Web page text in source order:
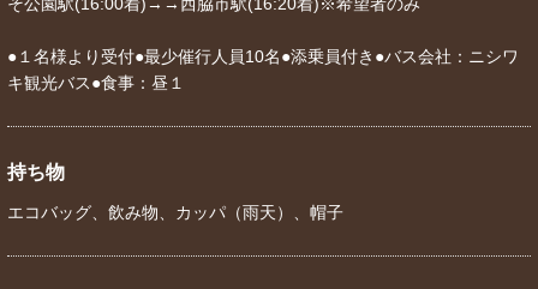
●１名様より受付●最少催行人員10名●添乗員付き●バス会社：ニシワ
キ観光バス●食事：昼１
持ち物
エコバッグ、飲み物、カッパ（雨天）、帽子